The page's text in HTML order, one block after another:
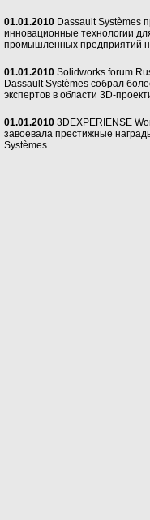
01.01.2010 Dassault Systèmes
инновационные технологии
промышленных
01.01.2010 Solidworks forum
Dassault Systèmes собрал
экспертов в области 3D-
01.01.2010 3DEXPERIENSE
завоевала престижные
Systèmes